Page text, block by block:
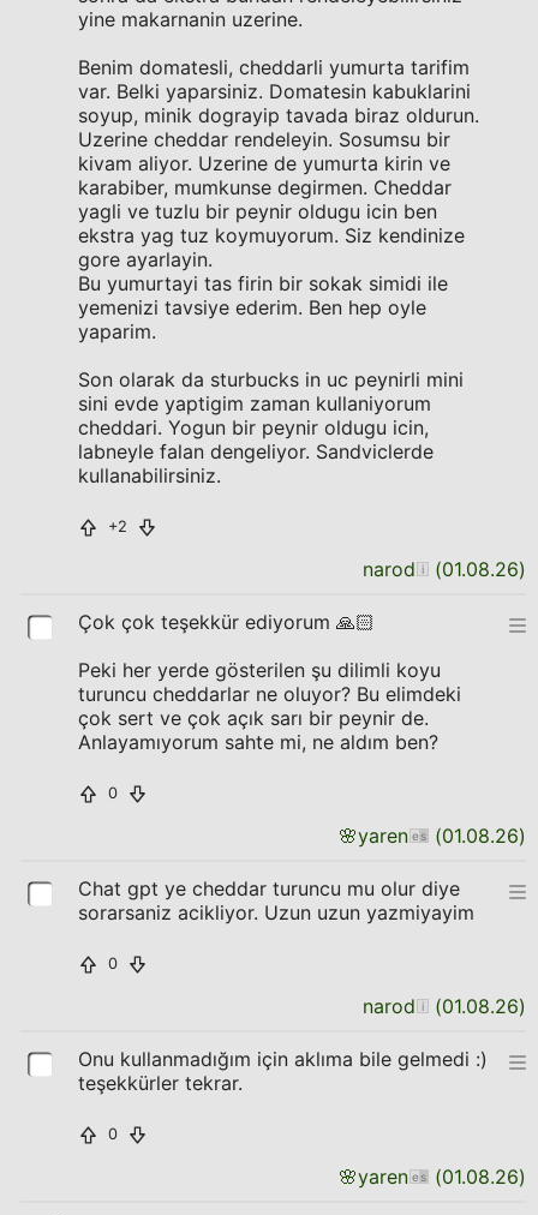
yine makarnanin uzerine.
Benim domatesli, cheddarli yumurta tarifim
var. Belki yaparsiniz. Domatesin kabuklarini
soyup, minik dograyip tavada biraz oldurun.
Uzerine cheddar rendeleyin. Sosumsu bir
kivam aliyor. Uzerine de yumurta kirin ve
karabiber, mumkunse degirmen. Cheddar
yagli ve tuzlu bir peynir oldugu icin ben
ekstra yag tuz koymuyorum. Siz kendinize
gore ayarlayin.
Bu yumurtayi tas firin bir sokak simidi ile
yemenizi tavsiye ederim. Ben hep oyle
yaparim.
Son olarak da sturbucks in uc peynirli mini
sini evde yaptigim zaman kullaniyorum
cheddari. Yogun bir peynir oldugu icin,
labneyle falan dengeliyor. Sandviclerde
kullanabilirsiniz.
+2
narod (01.08.26)
Çok çok teşekkür ediyorum 🙏🏻
Peki her yerde gösterilen şu dilimli koyu
turuncu cheddarlar ne oluyor? Bu elimdeki
çok sert ve çok açık sarı bir peynir de.
Anlayamıyorum sahte mi, ne aldım ben?
0
🌸yaren (01.08.26)
Chat gpt ye cheddar turuncu mu olur diye
sorarsaniz acikliyor. Uzun uzun yazmiyayim
0
narod (01.08.26)
Onu kullanmadığım için aklıma bile gelmedi :)
teşekkürler tekrar.
0
🌸yaren (01.08.26)